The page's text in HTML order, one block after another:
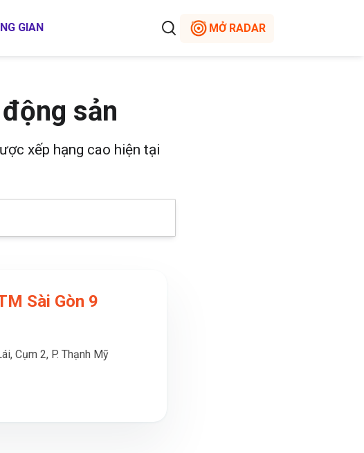
GIAN MỞ RADAR
sản
xếp hạng cao hiện tại
Sài Gòn 9
Cụm 2, P. Thạnh Mỹ